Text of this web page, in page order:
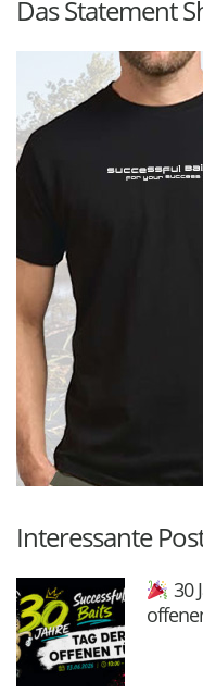
Das Statement
Interessante
30